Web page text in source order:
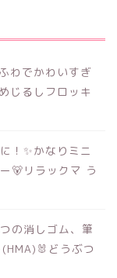
わでかわいすぎ
じるしフロッキ
！✨かなりミニ
🐻リラックマ う
の消しゴム、筆
どうぶつ